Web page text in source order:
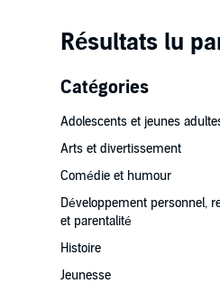
Résultats lu
Catégories
Adolescents et jeunes
Arts et divertissement
Comédie et humour
Développement personnel,
et parentalité
Histoire
Jeunesse